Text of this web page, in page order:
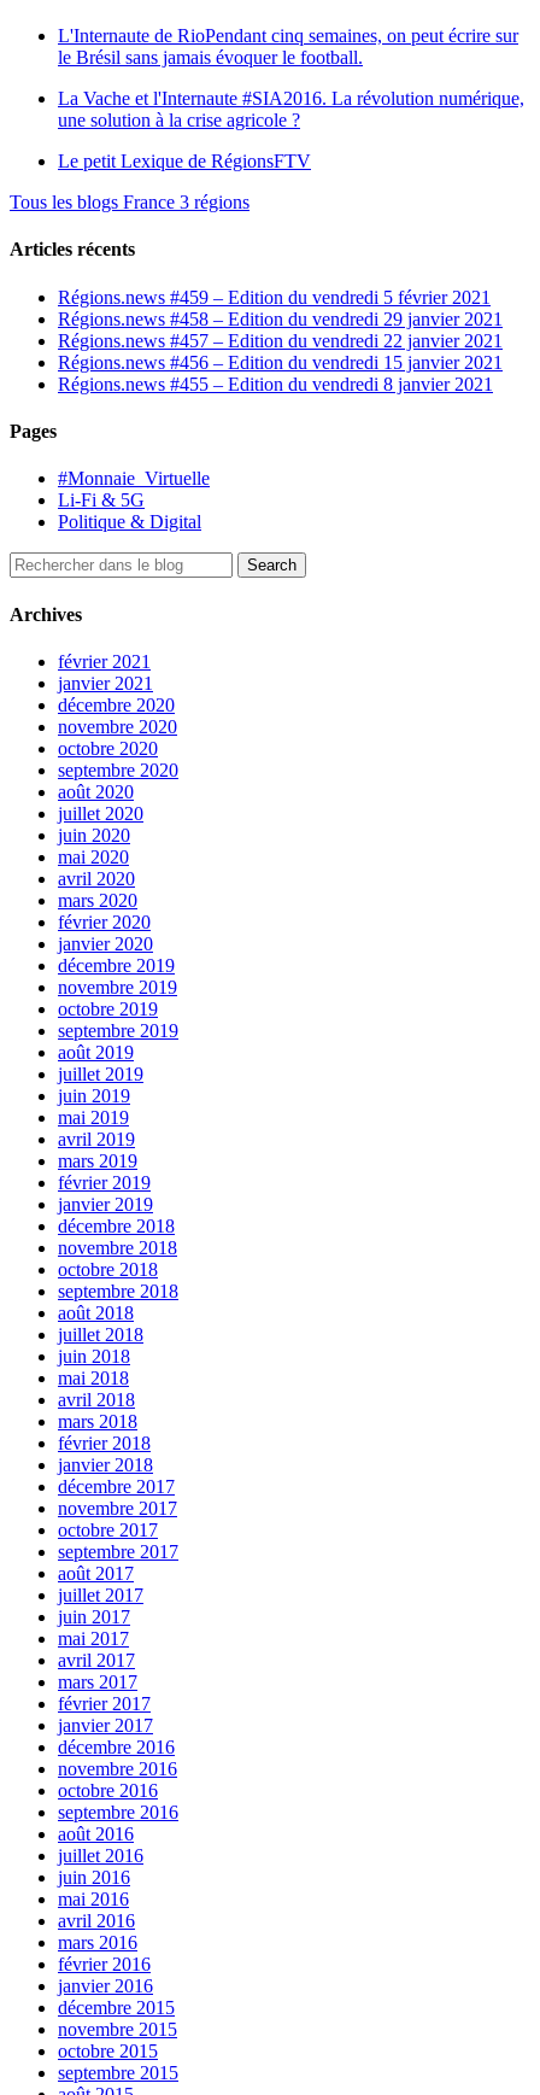
L'Internaute de RioPendant cinq semaines, on peut écrire sur
le Brésil sans jamais évoquer le football.
La Vache et l'Internaute #SIA2016. La révolution numérique,
une solution à la crise agricole ?
Le petit Lexique de RégionsFTV
Tous les blogs France 3 régions
Articles récents
Régions.news #459 – Edition du vendredi 5 février 2021
Régions.news #458 – Edition du vendredi 29 janvier 2021
Régions.news #457 – Edition du vendredi 22 janvier 2021
Régions.news #456 – Edition du vendredi 15 janvier 2021
Régions.news #455 – Edition du vendredi 8 janvier 2021
Pages
#Monnaie_Virtuelle
Li-Fi & 5G
Politique & Digital
Archives
février 2021
janvier 2021
décembre 2020
novembre 2020
octobre 2020
septembre 2020
août 2020
juillet 2020
juin 2020
mai 2020
avril 2020
mars 2020
février 2020
janvier 2020
décembre 2019
novembre 2019
octobre 2019
septembre 2019
août 2019
juillet 2019
juin 2019
mai 2019
avril 2019
mars 2019
février 2019
janvier 2019
décembre 2018
novembre 2018
octobre 2018
septembre 2018
août 2018
juillet 2018
juin 2018
mai 2018
avril 2018
mars 2018
février 2018
janvier 2018
décembre 2017
novembre 2017
octobre 2017
septembre 2017
août 2017
juillet 2017
juin 2017
mai 2017
avril 2017
mars 2017
février 2017
janvier 2017
décembre 2016
novembre 2016
octobre 2016
septembre 2016
août 2016
juillet 2016
juin 2016
mai 2016
avril 2016
mars 2016
février 2016
janvier 2016
décembre 2015
novembre 2015
octobre 2015
septembre 2015